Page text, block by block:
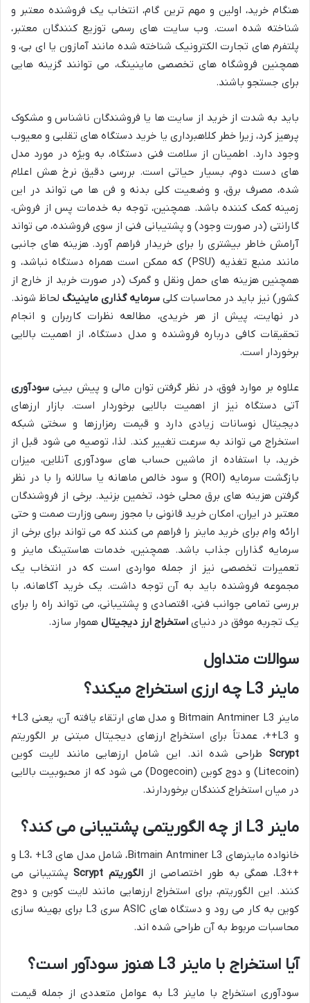
هنگام خرید، اولین و مهم ترین گام، انتخاب یک فروشنده معتبر و
شناخته شده است. وب سایت های رسمی توزیع کنندگان معتبر،
پلتفرم های تجارت الکترونیک شناخته شده مانند آمازون یا ای بی، و
همچنین فروشگاه های تخصصی ماینینگ، می توانند گزینه هایی
برای جستجو باشند.
باید به شدت از خرید از سایت ها یا فروشندگان ناشناس و مشکوک
پرهیز کرد، زیرا خطر کلاهبرداری یا خرید دستگاه های تقلبی و معیوب
وجود دارد. اطمینان از سلامت فنی دستگاه، به ویژه در مورد مدل
های دست دوم، بسیار حیاتی است. بررسی دقیق نرخ هش اعلام
شده، مصرف برق، و وضعیت کلی بدنه و فن ها می تواند در این
زمینه کمک کننده باشد. همچنین، توجه به خدمات پس از فروش،
گارانتی (در صورت وجود) و پشتیبانی فنی از سوی فروشنده، می تواند
آرامش خاطر بیشتری را برای خریدار فراهم آورد. هزینه های جانبی
مانند منبع تغذیه (PSU) که ممکن است همراه دستگاه نباشد، و
همچنین هزینه های حمل ونقل و گمرک (در صورت خرید از خارج از
کشور) نیز باید در محاسبات کلی سرمایه گذاری ماینینگ لحاظ شوند.
در نهایت، پیش از هر خریدی، مطالعه نظرات کاربران و انجام
تحقیقات کافی درباره فروشنده و مدل دستگاه، از اهمیت بالایی
برخوردار است.
علاوه بر موارد فوق، در نظر گرفتن توان مالی و پیش بینی سودآوری
آتی دستگاه نیز از اهمیت بالایی برخوردار است. بازار ارزهای
دیجیتال نوسانات زیادی دارد و قیمت رمزارزها و سختی شبکه
استخراج می تواند به سرعت تغییر کند. لذا، توصیه می شود قبل از
خرید، با استفاده از ماشین حساب های سودآوری آنلاین، میزان
بازگشت سرمایه (ROI) و سود خالص ماهانه یا سالانه را با در نظر
گرفتن هزینه های برق محلی خود، تخمین بزنید. برخی از فروشندگان
معتبر در ایران، امکان خرید قانونی با مجوز رسمی وزارت صمت و حتی
ارائه وام برای خرید ماینر را فراهم می کنند که می تواند برای برخی از
سرمایه گذاران جذاب باشد. همچنین، خدمات هاستینگ ماینر و
تعمیرات تخصصی نیز از جمله مواردی است که در انتخاب یک
مجموعه فروشنده باید به آن توجه داشت. یک خرید آگاهانه، با
بررسی تمامی جوانب فنی، اقتصادی و پشتیبانی، می تواند راه را برای
یک تجربه موفق در دنیای استخراج ارز دیجیتال هموار سازد.
سوالات متداول
ماینر L3 چه ارزی استخراج میکند؟
ماینر Bitmain Antminer L3 و مدل های ارتقاء یافته آن، یعنی L3+
و L3++، عمدتاً برای استخراج ارزهای دیجیتال مبتنی بر الگوریتم
Scrypt طراحی شده اند. این شامل ارزهایی مانند لایت کوین
(Litecoin) و دوج کوین (Dogecoin) می شود که از محبوبیت بالایی
در میان استخراج کنندگان برخوردارند.
ماینر L3 از چه الگوریتمی پشتیبانی می کند؟
خانواده ماینرهای Bitmain Antminer L3، شامل مدل های L3، +L3 و
++L3، همگی به طور اختصاصی از
الگوریتم Scrypt
پشتیبانی می
کنند. این الگوریتم، برای استخراج ارزهایی مانند لایت کوین و دوج
کوین به کار می رود و دستگاه های ASIC سری L3 برای بهینه سازی
محاسبات مربوط به آن طراحی شده اند.
آیا استخراج با ماینر L3 هنوز سودآور است؟
سودآوری استخراج با ماینر L3 به عوامل متعددی از جمله قیمت